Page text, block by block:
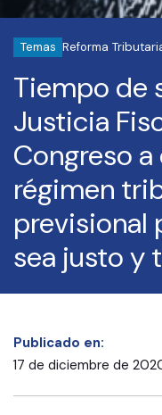
Temas Reforma
Tiempo de
Justicia
Congreso
régimen
previsional
sea justo y
Publicado en:
17 de diciembre de